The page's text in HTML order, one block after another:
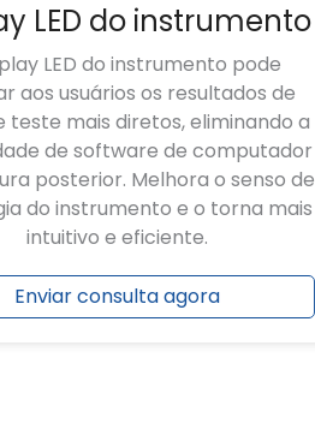
LED do instrumento
LED do instrumento pode
aos usuários os resultados de
teste mais diretos, eliminando a
de software de computador
posterior. Melhora o senso de
do instrumento e o torna mais
intuitivo e eficiente.
Enviar consulta agora